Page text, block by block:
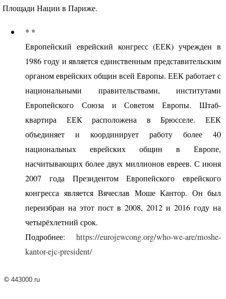
Площади Нации в Париже.
* *
Европейский еврейский конгресс (ЕЕК) учрежден в
1986 году и является единственным представительским
органом еврейских общин всей Европы. ЕЕКработает с
национальными правительствами, институтами
Европейского Союза и Советом Европы. Штаб-
квартира ЕЕКрасположена в Брюсселе.ЕЕК
объединяет и координирует работу более 40
национальных еврейских общин в Европе,
насчитывающих более двух миллионов евреев. С июня
2007 года Президентом Европейского еврейского
конгресса является Вячеслав Моше Кантор. Он был
переизбран на этот пост в 2008, 2012 и 2016 году на
четырёхлетний срок.
Подробнее: https://eurojewcong.org/who-we-are/moshe-
kantor-ejc-president/
© 443000.ru